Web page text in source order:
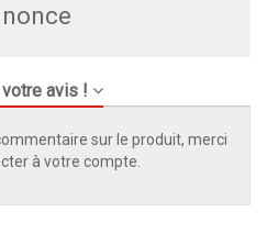
votre avis !
sur le produit, merci
à votre compte.